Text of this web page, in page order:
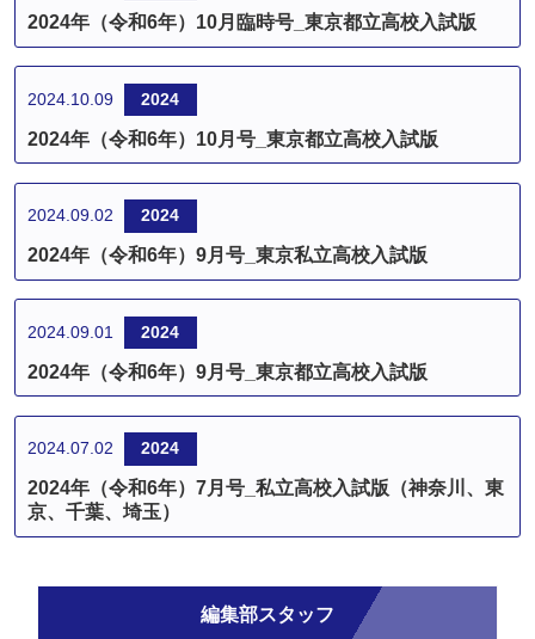
2024年（令和6年）10月臨時号_東京都立高校入試版
2024.10.09 2024
2024年（令和6年）10月号_東京都立高校入試版
2024.09.02 2024
2024年（令和6年）9月号_東京私立高校入試版
2024.09.01 2024
2024年（令和6年）9月号_東京都立高校入試版
2024.07.02 2024
2024年（令和6年）7月号_私立高校入試版（神奈川、東
京、千葉、埼玉）
編集部スタッフ